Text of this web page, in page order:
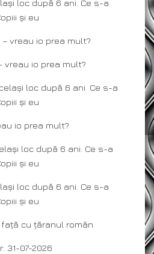
loc după 6 ani. Ce s-a
și eu
vreau io prea mult?
vreau io prea mult?
loc după 6 ani. Ce s-a
și eu
io prea mult?
loc după 6 ani. Ce s-a
și eu
loc după 6 ani. Ce s-a
și eu
față cu țăranul român
31-07-2026